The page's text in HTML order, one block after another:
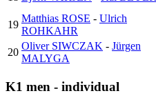
19
Matthias ROSE - Ulrich
ROHKAHR
20
Oliver SIWCZAK - Jürgen
MALYGA
K1 men - individual